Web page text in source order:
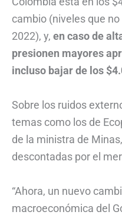
cambio (niveles que
2022), y, en caso de
presionen mayores
incluso bajar de los
Sobre los ruidos
temas como los de
de la ministra de
descontadas por el
“Ahora, un nuevo
macroeconómica del